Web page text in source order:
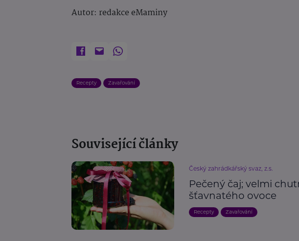
Autor: redakce eMaminy
Recepty Zavařování
Související články
Český zahrádkářský svaz, z.s.
Pečený čaj; velmi
šťavnatého ovoce
Recepty Zavařování